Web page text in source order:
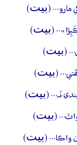
مارو… (بيت)
(بيت)
(بيت)
(بيت)
نَہ… (بيت)
واٽَ… (بيت)
واڪا… (بيت)